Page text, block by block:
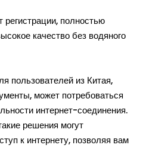
регистрации, полностью
качество без водяного
пользователей из Китая,
может потребоваться
интернет-соединения.
решения могут
к интернету, позволяя вам